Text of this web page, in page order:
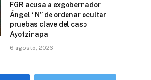
FGR acusa a exgobernador
Ángel “N” de ordenar ocultar
pruebas clave del caso
Ayotzinapa
6 agosto, 2026